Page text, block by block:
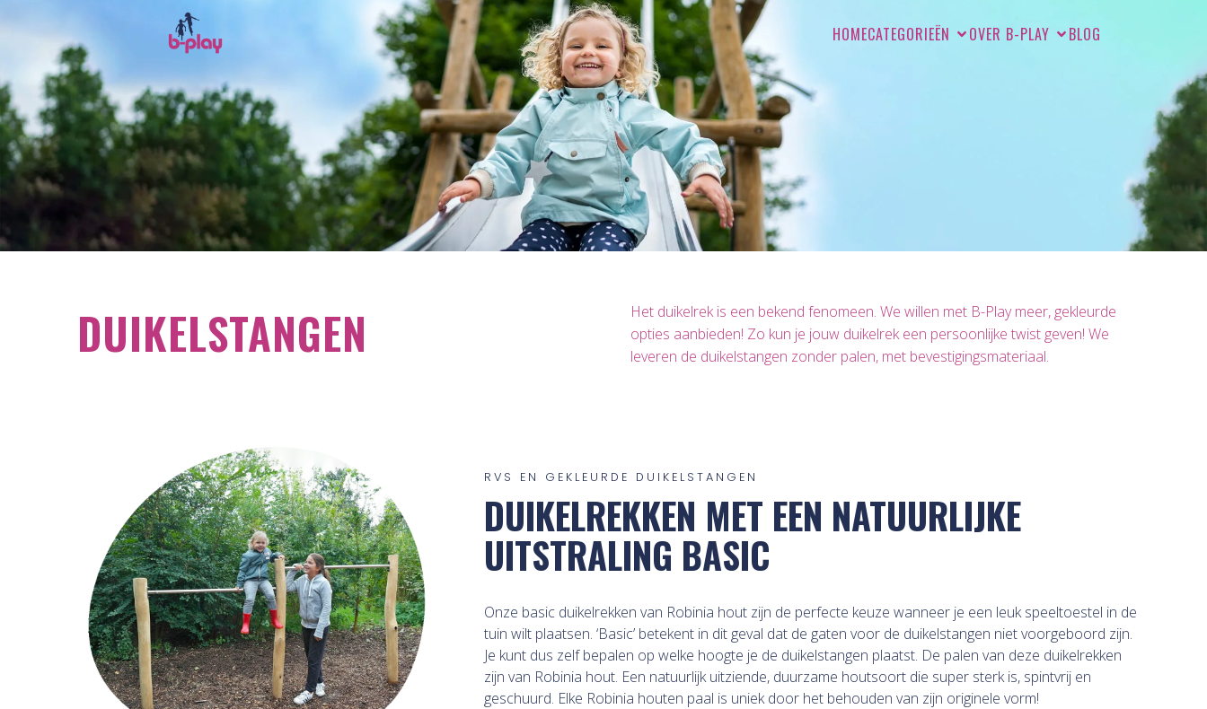
HOMECATEGORIEËN OVER B-PLAY BLOG
DUIKELSTANGEN
Het duikelrek is een bekend fenomeen. We willen met B-Play meer, gekleurde
opties aanbieden! Zo kun je jouw duikelrek een persoonlijke twist geven! We
leveren de duikelstangen zonder palen, met bevestigingsmateriaal.
RVS EN GEKLEURDE DUIKELSTANGEN
DUIKELREKKEN MET EEN NATUURLIJKE
UITSTRALING BASIC
Onze basic duikelrekken van Robinia hout zijn de perfecte keuze wanneer je een leuk speeltoestel in de
tuin wilt plaatsen. ‘Basic’ betekent in dit geval dat de gaten voor de duikelstangen niet voorgeboord zijn.
Je kunt dus zelf bepalen op welke hoogte je de duikelstangen plaatst. De palen van deze duikelrekken
zijn van Robinia hout. Een natuurlijk uitziende, duurzame houtsoort die super sterk is, spintvrij en
geschuurd. Elke Robinia houten paal is uniek door het behouden van zijn originele vorm!